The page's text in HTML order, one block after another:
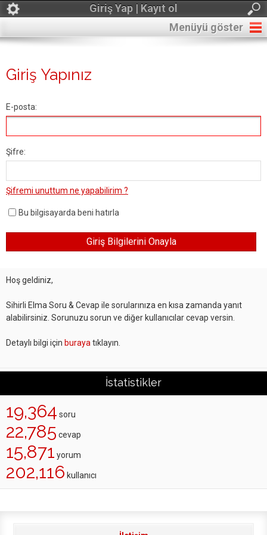
Giriş Yap | Kayıt ol
Menüyü göster
Giriş Yapınız
E-posta:
Şifre:
Şifremi unuttum ne yapabilirim ?
Bu bilgisayarda beni hatırla
Hoş geldiniz,
Sihirli Elma Soru & Cevap ile sorularınıza en kısa zamanda yanıt
alabilirsiniz. Sorunuzu sorun ve diğer kullanıcılar cevap versin.
Detaylı bilgi için buraya tıklayın.
İstatistikler
19,364 soru
22,785 cevap
15,871 yorum
202,116 kullanıcı